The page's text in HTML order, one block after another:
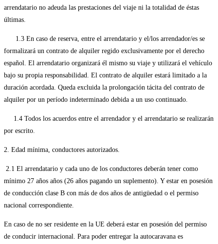
arrendatario no adeuda las prestaciones del viaje ni la totalidad de éstas
últimas.
1.3 En caso de reserva, entre el arrendatario y el/los arrendador/es se
formalizará un contrato de alquiler regido exclusivamente por el derecho
español. El arrendatario organizará él mismo su viaje y utilizará el vehículo
bajo su propia responsabilidad. El contrato de alquiler estará limitado a la
duración acordada. Queda excluida la prolongación tácita del contrato de
alquiler por un período indeterminado debida a un uso continuado.
1.4 Todos los acuerdos entre el arrendador y el arrendatario se realizarán
por escrito.
2. Edad mínima, conductores autorizados.
2.1 El arrendatario y cada uno de los conductores deberán tener como
mínimo 27 años años (26 años pagando un suplemento). Y estar en posesión
de conducción clase B con más de dos años de antigüedad o el permiso
nacional correspondiente.
En caso de no ser residente en la UE deberá estar en posesión del permiso
de conducir internacional. Para poder entregar la autocaravana es